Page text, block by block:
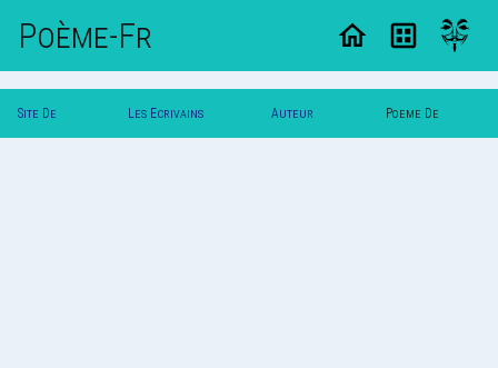
Poème-Fr
Site De Les Ecrivains Auteur Poeme De